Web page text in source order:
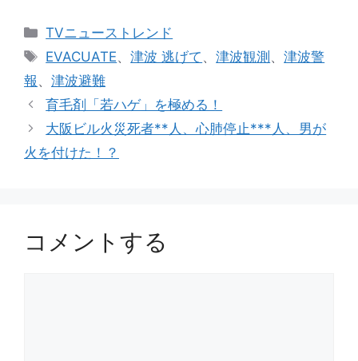
カ
テ
リ
ー
TVニューストレンド
タ
グ
EVACUATE、津波 逃げて 、津波観測、津波警
報 、 津波避難
育毛剤「若ハゲ」を極める！
大阪ビル火災死者**人、心肺停止***人、男が
火を付けた！？
コメントする